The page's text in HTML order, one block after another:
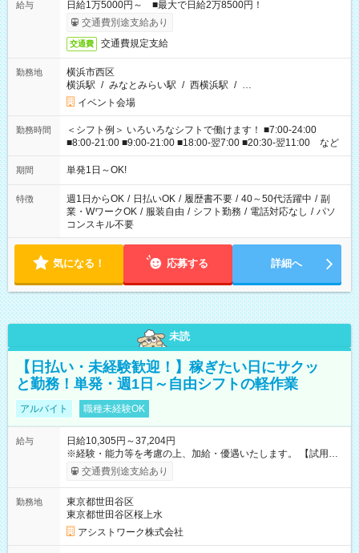
給与
日給1万5000円～ ■最大で日給2万8500円！
交通費別途支給あり
交通費 交通費規定支給
勤務地
横浜市西区
横浜駅 / みなとみらい駅 / 西横浜駅 / …
イベント会場
勤務時間
＜シフト例＞ いろいろなシフトで働けます！ ■7:00-24:00
■8:00-21:00 ■9:00-21:00 ■18:00-翌7:00 ■20:30-翌11:00 など
期間 単発1日～OK!
特徴 週1日からOK / 日払いOK / 履歴書不要 / 40～50代活躍中 / 副
業・WワークOK / 服装自由 / シフト勤務 / 電話対応なし / パソ
コンスキル不要
気になる！ 応募する 詳細へ
未読
【日払い・未経験歓迎！】稼ぎたい日にサクッ
と勤務！単発・週1日～自由シフトの軽作業
アルバイト 職種未経験OK
給与
日給10,305円～37,204円
※経験・能力等を考慮の上、加給・優遇いたします。 【試用期
間】試用期間なし
交通費別途支給あり
勤務地
東京都世田谷区
東京都世田谷区桜上水
アシストワーク株式会社